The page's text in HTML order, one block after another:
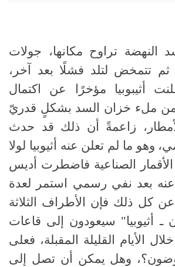
النهضة تراوح مكانها، جولات
ثم تتمخض لتلد فشلًا بعد آخر،
أثيبوبيا مؤخرًا عن اكتمال
من ملء خزان السد بشكلٍ قدريّ
زاعمةً أن ذلك قد حدث
وهو ما لم تعلن عنه أثيوبيا لولا
الصناعية فاضطرت أديس
عنه بعد نفي رسمي استمر لعدة
عن كل ذلك فإن الأطراف الثلاثة
أثيوبيا" سيعودون إلى قاعات
الأيام القليلة المقبلة، فعلى
وهل يمكن أن تصل إلى